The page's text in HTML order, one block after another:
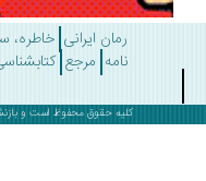
رمان ایرانی خاطره،
مرجع کتابشناسی نقد
کلیه حقوق محفوظ است و بازنشر